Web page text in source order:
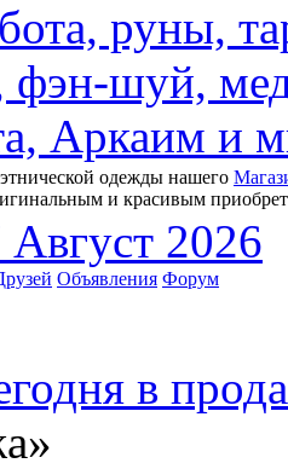
руны,
фэн-шуй,
Аркаим и
одежды нашего
и красивым
2026
Объявления Форум
в